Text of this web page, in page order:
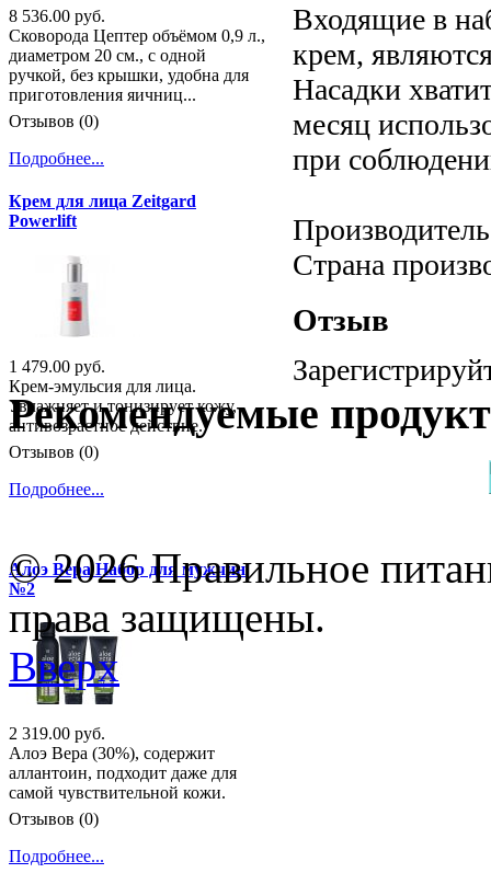
Входящие в
крем,
Насадки
месяц
при
Страна
Отзыв
8 536.00 руб.
Сковорода Цептер объёмом 0,9 л.,
диаметром 20 см., с одной
ручкой, без крышки, удобна для
приготовления яичниц...
Отзывов (0)
Подробнее...
Крем для лица Zeitgard
Powerlift
1 479.00 руб.
Крем-эмульсия для лица.
Увлажняет и тонизирует кожу,
антивозрастное действие.
Отзывов (0)
Подробнее...
Алоэ Вера Набор для мужчин
№2
2 319.00 руб.
Алоэ Вера (30%), содержит
аллантоин, подходит даже для
самой чувствительной кожи.
Отзывов (0)
Подробнее...
Рекомендуемые
© 2026 Правильное
права защищены.
Вверх